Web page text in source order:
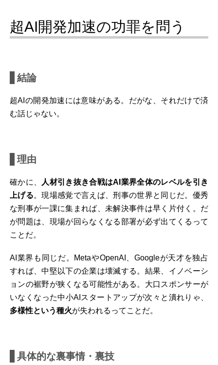
超AI開発加速の功罪を問う
結論
超AIの開発加速には意味がある。だがな、それだけで済
む話じゃない。
理由
確かに、
人材引き抜き合戦はAI業界全体のレベルを引き
上げる。現場感覚で言えば、刑事の世界と同じだ。優秀
な刑事が一課に集まれば、未解決事件は早く片付く。だ
が問題は、現場が回らなくなる部署が必ず出てくるって
ことだ。
AI業界も同じだ。MetaやOpenAI、Googleが天才を独占
すれば、中堅以下の企業は壊滅する。結果、イノベーシ
ョンの裾野が狭くなる可能性がある。大口スポンサーが
いなくなった中小AIスタートアップが次々と潰れりゃ、
多様性という種火が失われるってことだ。
具体的な裏事情・裏技